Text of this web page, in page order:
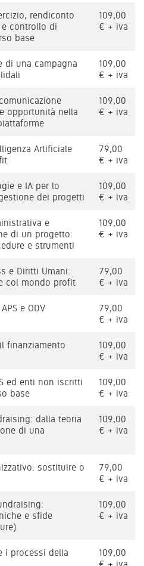
rendiconto
controllo di
base
109,00
€ + iva
di una campagna
109,00
€ + iva
opportunità nella
109,00
€ + iva
Artificiale
79,00
€ + iva
e IA per lo
dei progetti
109,00
€ + iva
e
di un progetto:
e strumenti
109,00
€ + iva
e Diritti Umani:
col mondo profit
79,00
€ + iva
e ODV
79,00
€ + iva
finanziamento
109,00
€ + iva
ed enti non iscritti
base
109,00
€ + iva
dalla teoria
di una
109,00
€ + iva
sostituire o
79,00
€ + iva
e sfide
109,00
€ + iva
i processi della
109,00